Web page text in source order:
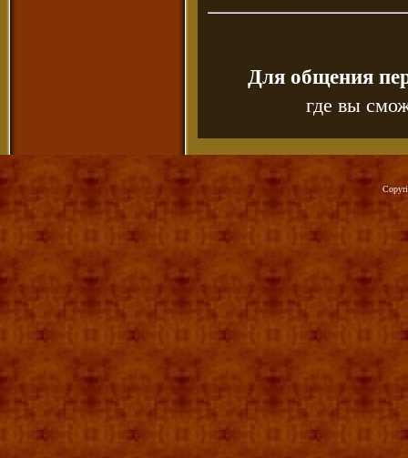
Для общения
где вы